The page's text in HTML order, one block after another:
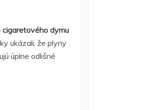
dymu
ukázali, že plyny
úplne odlišné